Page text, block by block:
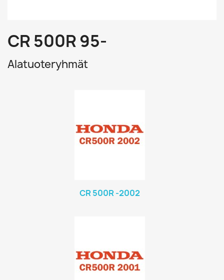
CR 500R 95-
Alatuoteryhmät
CR 500R -2002